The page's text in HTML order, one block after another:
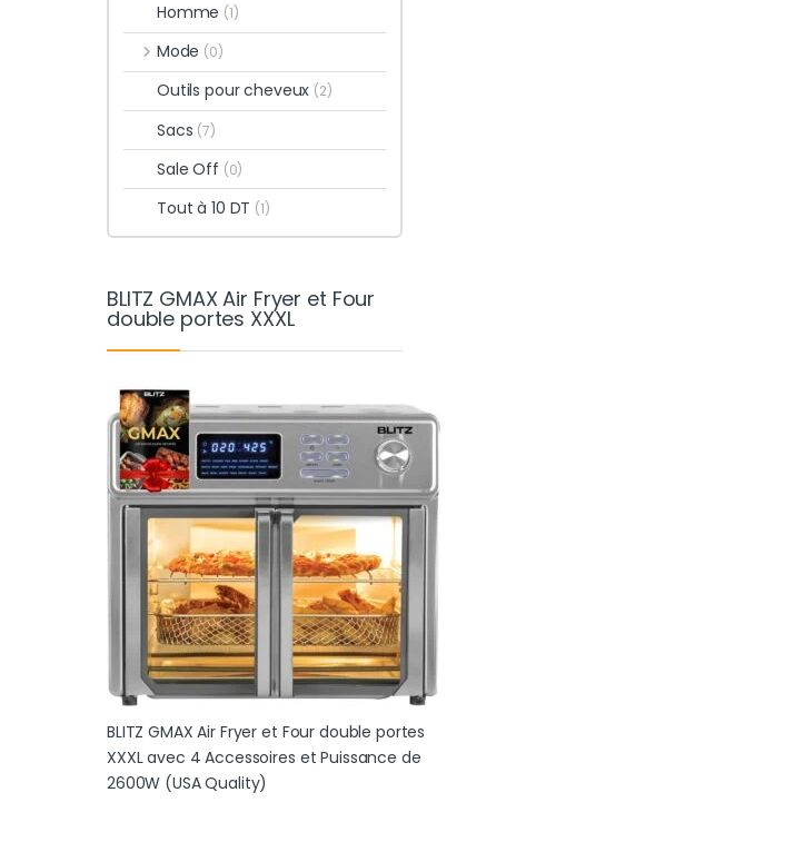
Homme (1)
Mode (0)
Outils pour cheveux (2)
Sacs (7)
Sale Off (0)
Tout à 10 DT (1)
BLITZ GMAX Air Fryer et Four
double portes XXXL
BLITZ GMAX Air Fryer et Four double portes
XXXL avec 4 Accessoires et Puissance de
2600W (USA Quality)